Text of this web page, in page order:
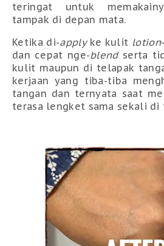
teringat untuk
tampak di depan mata.
Ketika di-applyke kulit lotion
dan cepat nge-blendserta
kulit maupun di telapak
kerjaan yang tiba-tiba
tangan dan ternyata saat
terasa lengket sama sekali di